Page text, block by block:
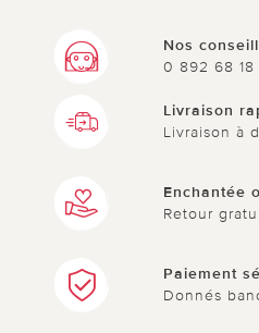
Nos
0 892 68 18
Livraison
Livraison à
Enchantée
Retour
Paiement
Donnés